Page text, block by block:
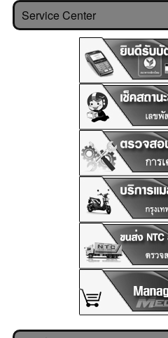
Service Center